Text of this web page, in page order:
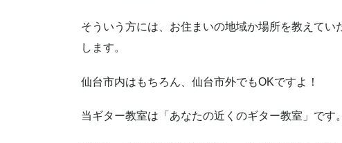
そういう方には、お住まいの地域か場所を教えて
します。
仙台市内はもちろん、仙台市外でもOKですよ！
当ギター教室は「あなたの近くのギター教室」です。